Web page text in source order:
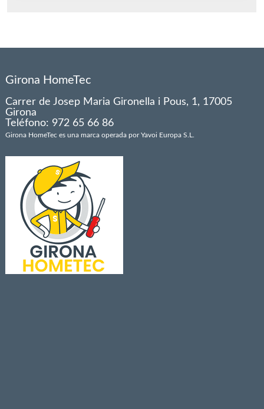
Girona HomeTec
Carrer de Josep Maria Gironella i Pous, 1, 17005
Girona
Teléfono: 972 65 66 86
Girona HomeTec es una marca operada por Yavoi Europa S.L.